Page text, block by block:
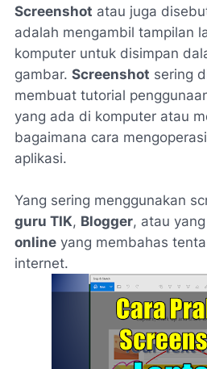
Screenshot atau juga
adalah mengambil tampilan
komputer untuk disimpan
gambar. Screenshot sering
membuat tutorial
yang ada di komputer atau
bagaimana cara
aplikasi.
Yang sering menggunakan
guru TIK, Blogger, atau
online yang membahas
internet.